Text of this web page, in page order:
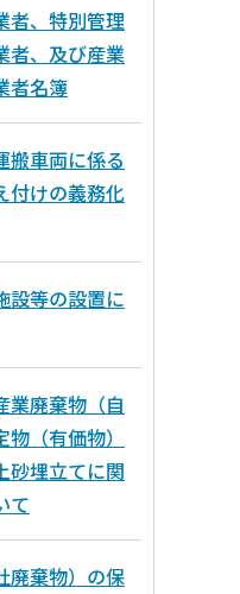
者、特別管理
者、及び産業
者名簿
搬車両に係る
付けの義務化
設等の設置に
業廃棄物（自
（有価物）
砂埋立てに関
て
廃棄物）の保